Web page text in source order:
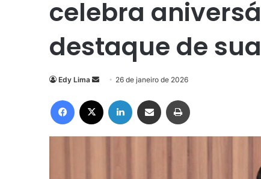
celebra
destaque de
Edy Lima
Mande
e-
mail
26 de janeiro de 2026
Facebook Linkedin Compartilhar via e-mail